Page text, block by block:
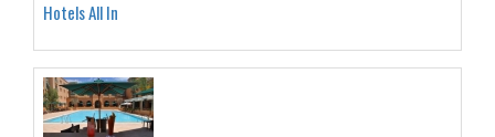
Hotels All In